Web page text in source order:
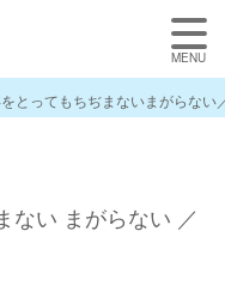
をとってもちぢまないまがらない
ない まがらない ／